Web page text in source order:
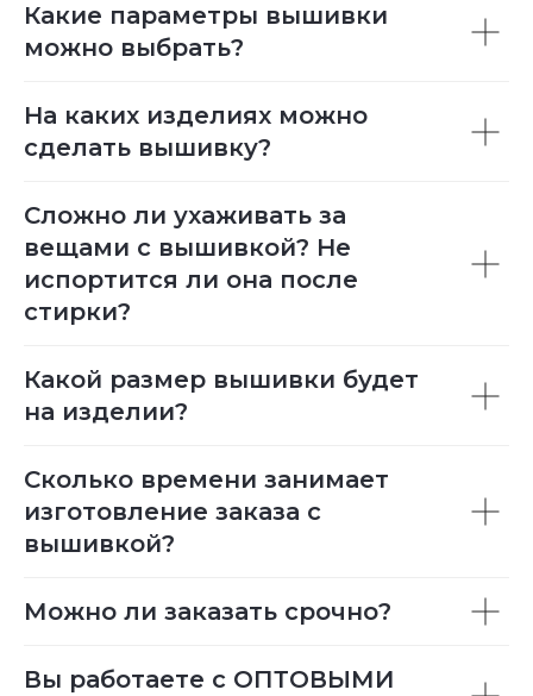
Какие параметры вышивки
можно выбрать?
На каких изделиях можно
сделать вышивку?
Сложно ли ухаживать за
вещами с вышивкой? Не
испортится ли она после
стирки?
Какой размер вышивки будет
на изделии?
Сколько времени занимает
изготовление заказа с
вышивкой?
Можно ли заказать срочно?
Вы работаете с ОПТОВЫМИ